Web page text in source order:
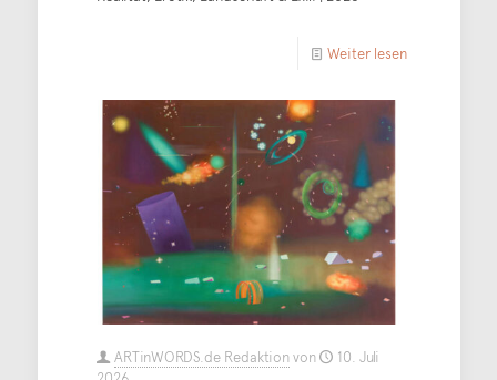
Weiter lesen
ARTinWORDS.de Redaktionvon
10. Juli